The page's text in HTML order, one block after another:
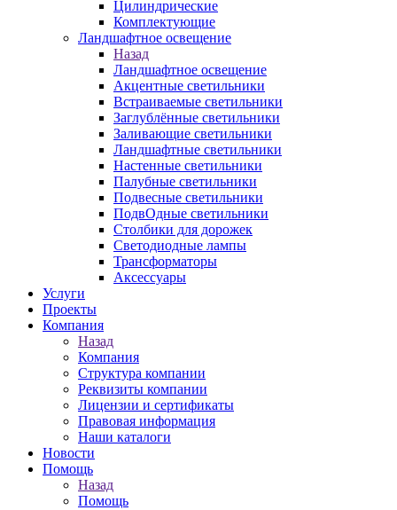
Цилиндрические
Комплектующие
Ландшафтное освещение
Назад
Ландшафтное освещение
Акцентные светильники
Встраиваемые светильники
Заглублённые светильники
Заливающие светильники
Ландшафтные светильники
Настенные светильники
Палубные светильники
Подвесные светильники
ПодвОдные светильники
Столбики для дорожек
Светодиодные лампы
Трансформаторы
Аксессуары
Услуги
Проекты
Компания
Назад
Компания
Структура компании
Реквизиты компании
Лицензии и сертификаты
Правовая информация
Наши каталоги
Новости
Помощь
Назад
Помощь